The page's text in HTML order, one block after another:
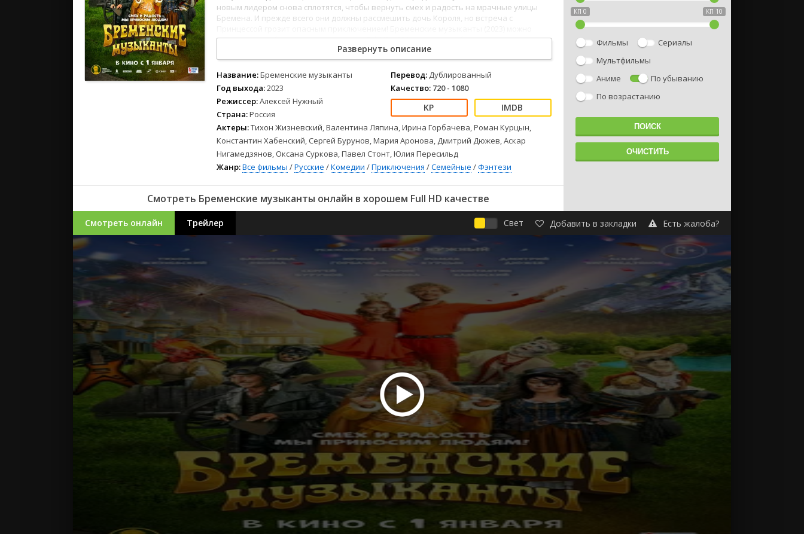
Зарубежные
Комедии
Ужасы
Зарубежные
Фильмы из соцетей
новым лидером снова сплотятся, чтобы вернуть смех и радость на мрачные улицы
Бремена. И прежде всего они должны рассмешить дочь Короля, но встреча с
смотреть онлайн в хорошем качестве Full HD 1080 и 4к, хороший звук полностью на
Развернуть описание
Название:Бременские музыканты
Год выхода:2023
Режиссер:Алексей Нужный
Страна:Россия
Перевод: Дублированный
Качество: 720 - 1080
Актеры:Тихон Жизневский, Валентина Ляпина, Ирина Горбачева, Роман Курцын,
Константин Хабенский, Сергей Бурунов, Мария Аронова, Дмитрий Дюжев, Аскар
Нигамедзянов, Оксана Суркова, Павел Стонт, Юлия Пересильд
Жанр:Все фильмы /Русские /Комедии /Приключения /Семейные /Фэнтези
Смотреть Бременские музыканты онлайн в хорошем Full HD качестве
КП 0 КП 10
Фильмы
Сериалы
Мультфильмы
Аниме
По убыванию
По возрастанию
Смотреть онлайн Трейлер Свет Добавить в закладки Есть жалоба?